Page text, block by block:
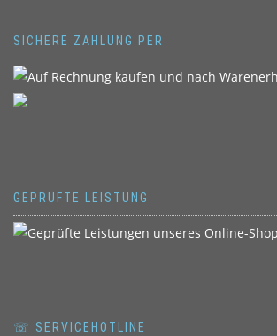
SICHERE ZAHLUNG PER
GEPRÜFTE LEISTUNG
☏ SERVICEHOTLINE